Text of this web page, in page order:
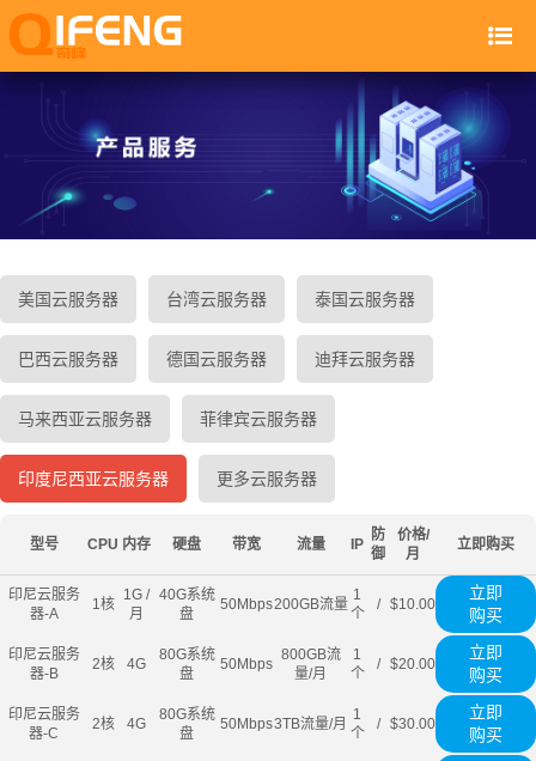
美国云服务器 台湾云服务器 泰国云服务器
巴西云服务器 德国云服务器 迪拜云服务器
马来西亚云服务器 菲律宾云服务器
印度尼西亚云服务器 更多云服务器
型号 CPU 内存 硬盘 带宽 流量 IP
防
御
价格/
月
立即购买
印尼云服务
器-A
1核
1G /
月
40G系统
盘
50Mbps200GB流量
1
个
/ $10.00
立即
购买
印尼云服务
器-B
2核 4G
80G系统
盘
50Mbps
800GB流
量/月
1
个
/ $20.00
立即
购买
印尼云服务
器-C
2核 4G
80G系统
盘
50Mbps3TB流量/月
1
个
/ $30.00
立即
购买